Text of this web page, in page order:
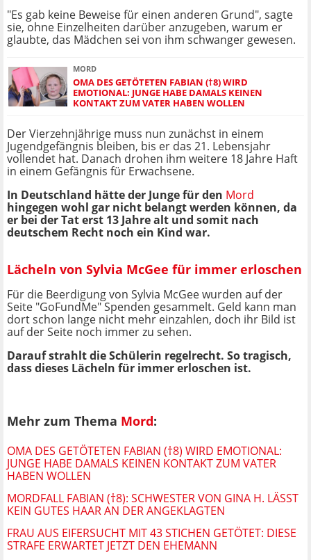
"Es gab keine Beweise für einen anderen Grund", sagte
sie, ohne Einzelheiten darüber anzugeben, warum er
glaubte, das Mädchen sei von ihm schwanger gewesen.
MORD
OMA DES GETÖTETEN FABIAN (†8) WIRD
EMOTIONAL: JUNGE HABE DAMALS KEINEN
KONTAKT ZUM VATER HABEN WOLLEN
Der Vierzehnjährige muss nun zunächst in einem
Jugendgefängnis bleiben, bis er das 21. Lebensjahr
vollendet hat. Danach drohen ihm weitere 18 Jahre Haft
in einem Gefängnis für Erwachsene.
In Deutschland hätte der Junge für den Mord
hingegen wohl gar nicht belangt werden können, da
er bei der Tat erst 13 Jahre alt und somit nach
deutschem Recht noch ein Kind war.
Lächeln von Sylvia McGee für immer erloschen
Für die Beerdigung von Sylvia McGee wurden auf der
Seite "GoFundMe" Spenden gesammelt. Geld kann man
dort schon lange nicht mehr einzahlen, doch ihr Bild ist
auf der Seite noch immer zu sehen.
Darauf strahlt die Schülerin regelrecht. So tragisch,
dass dieses Lächeln für immer erloschen ist.
Mehr zum Thema Mord:
OMA DES GETÖTETEN FABIAN (†8) WIRD EMOTIONAL:
JUNGE HABE DAMALS KEINEN KONTAKT ZUM VATER
HABEN WOLLEN
MORDFALL FABIAN (†8): SCHWESTER VON GINA H. LÄSST
KEIN GUTES HAAR AN DER ANGEKLAGTEN
FRAU AUS EIFERSUCHT MIT 43 STICHEN GETÖTET: DIESE
STRAFE ERWARTET JETZT DEN EHEMANN